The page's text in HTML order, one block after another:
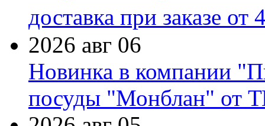
доставка при заказе от
2026 авг 06
Новинка в компании
посуды "Монблан" от